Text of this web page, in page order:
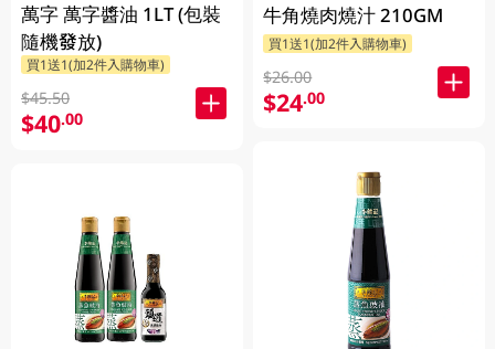
萬字 萬字醬油 1LT (包裝
隨機發放)
買1送1(加2件入購物車)
$45.50
$40.00
牛角燒肉燒汁 210GM
買1送1(加2件入購物車)
$26.00
$24.00